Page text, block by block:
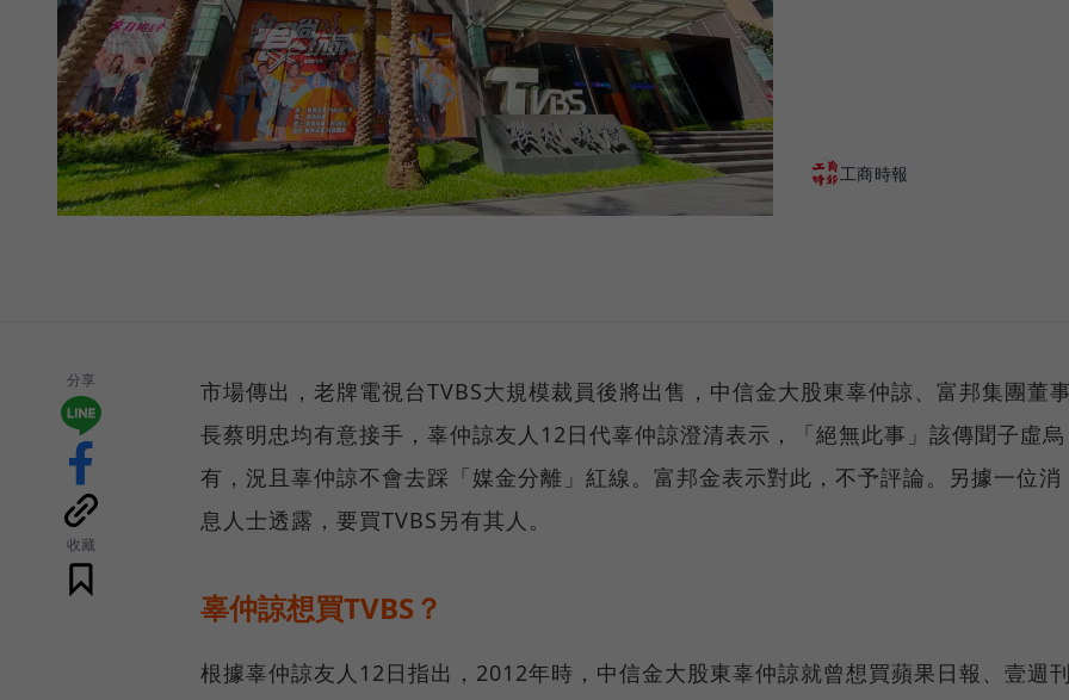
工商時報
分享
收藏
市場傳出，老牌電視台TVBS大規模裁員後將出售，中信金大股東辜仲諒、富邦集團董
長蔡明忠均有意接手，辜仲諒友人12日代辜仲諒澄清表示，「絕無此事」該傳聞子虛烏
有，況且辜仲諒不會去踩「媒金分離」紅線。富邦金表示對此，不予評論。另據一位消
息人士透露，要買TVBS另有其人。
辜仲諒想買TVBS？
根據辜仲諒友人12日指出，2012年時，中信金大股東辜仲諒就曾想買蘋果日報、壹週